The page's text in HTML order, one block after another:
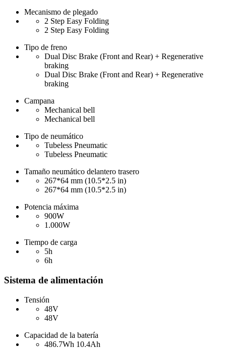
Mecanismo de plegado
2 Step Easy Folding
2 Step Easy Folding
Tipo de freno
Dual Disc Brake (Front and Rear) + Regenerative
braking
Dual Disc Brake (Front and Rear) + Regenerative
braking
Campana
Mechanical bell
Mechanical bell
Tipo de neumático
Tubeless Pneumatic
Tubeless Pneumatic
Tamaño neumático delantero trasero
267*64 mm (10.5*2.5 in)
267*64 mm (10.5*2.5 in)
Potencia máxima
900W
1.000W
Tiempo de carga
5h
6h
Sistema de alimentación
Tensión
48V
48V
Capacidad de la batería
486.7Wh 10.4Ah